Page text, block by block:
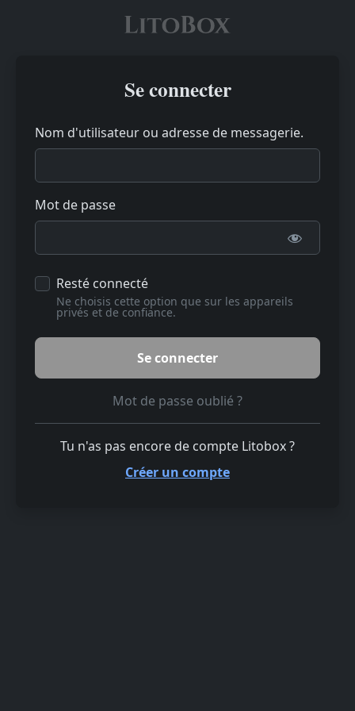
Se connecter
Nom d'utilisateur ou adresse de messagerie.
Mot de passe
Resté connecté
Ne choisis cette option que sur les appareils
privés et de confiance.
Mot de passe oublié ?
Tu n'as pas encore de compte Litobox ?
Créer un compte